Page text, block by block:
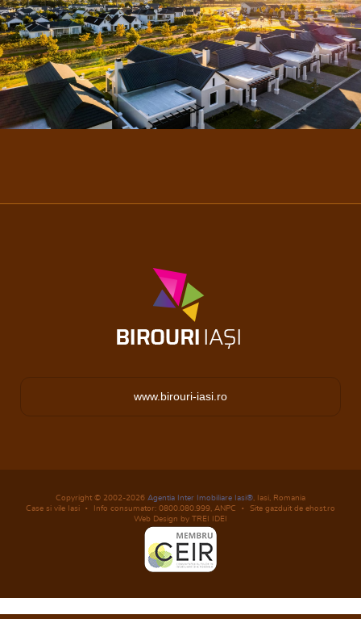
www.birouri-iasi.ro
Copyright © 2002-2026 Agentia Inter Imobiliare Iasi® , Iasi, Romania
Case si vile Iasi
Info consumator: 0800.080.999, ANPC
Site gazduit de ehost.ro
Web Design by TREI IDEI